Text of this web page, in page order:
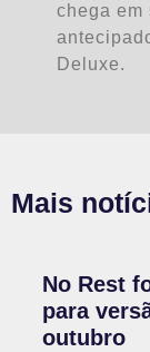
chega em
Deluxe.
Mais
No Rest
para
outubro